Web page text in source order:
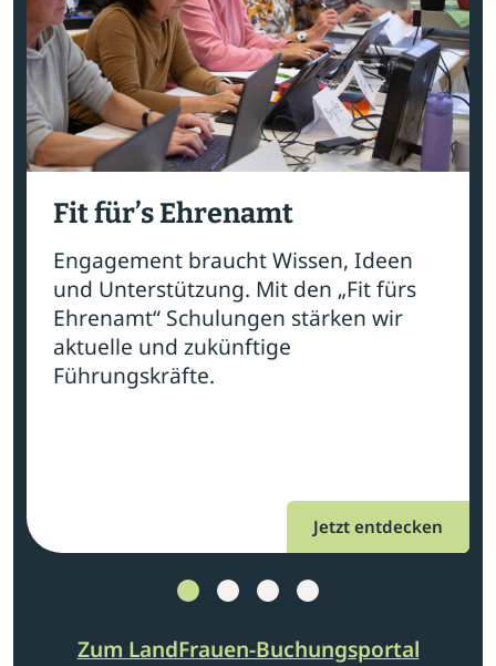
Fit für’s Ehrenamt
Engagement braucht Wissen, Ideen
und Unterstützung. Mit den „Fit fürs
Ehrenamt“ Schulungen stärken wir
aktuelle und zukünftige
Führungskräfte.
Jetzt entdecken
Zum LandFrauen-Buchungsportal